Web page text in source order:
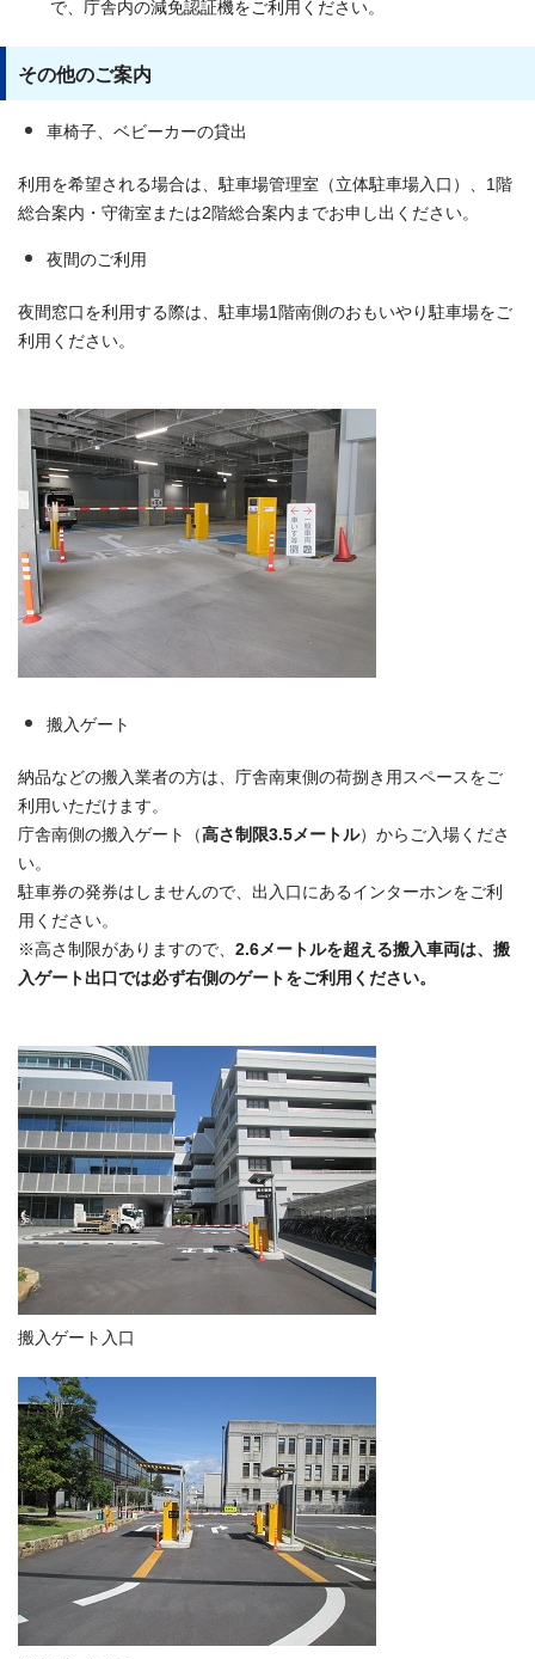
で、庁舎内の減免認証機をご利用ください。
その他のご案内
車椅子、ベビーカーの貸出
利用を希望される場合は、駐車場管理室（立体駐車場入口）、1階
総合案内・守衛室または2階総合案内までお申し出ください。
夜間のご利用
夜間窓口を利用する際は、駐車場1階南側のおもいやり駐車場をご
利用ください。
搬入ゲート
納品などの搬入業者の方は、庁舎南東側の荷捌き用スペースをご
利用いただけます。
庁舎南側の搬入ゲート（高さ制限3.5メートル）からご入場くださ
い。
駐車券の発券はしませんので、出入口にあるインターホンをご利
用ください。
※高さ制限がありますので、 2.6メートルを超える搬入車両は、搬
入ゲート出口では必ず右側のゲートをご利用ください。
搬入ゲート入口